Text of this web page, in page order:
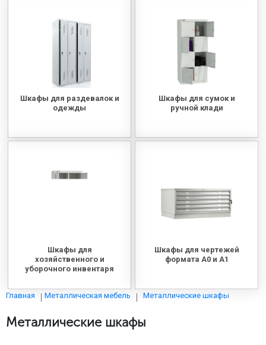
Шкафы для раздевалок и
одежды
Шкафы для сумок и
ручной клади
Шкафы для
хозяйственного и
уборочного инвентаря
Шкафы для чертежей
формата А0 и А1
Главная Металлическая мебель Металлические шкафы
Металлические шкафы